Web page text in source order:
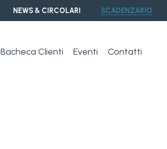
NEWS & CIRCOLARI SCADENZARIO
Bacheca Clienti Eventi Contatti